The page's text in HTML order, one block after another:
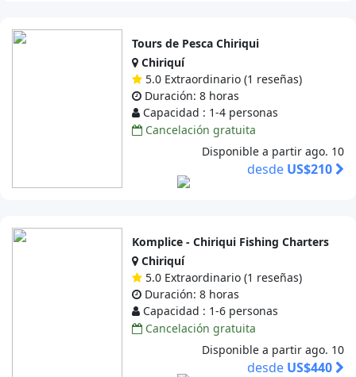
Tours de Pesca Chiriqui
Chiriquí
5.0 Extraordinario (1 reseñas)
Duración: 8 horas
Capacidad : 1-4 personas
Cancelación gratuita
Disponible a partir ago. 10
desde US$210
Komplice - Chiriqui Fishing Charters
Chiriquí
5.0 Extraordinario (1 reseñas)
Duración: 8 horas
Capacidad : 1-6 personas
Cancelación gratuita
Disponible a partir ago. 10
desde US$440